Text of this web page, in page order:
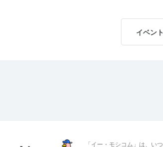
イベン
「イー・モシコム」は、い